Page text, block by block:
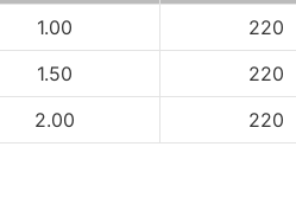
1.00 220
1.50 220
2.00 220